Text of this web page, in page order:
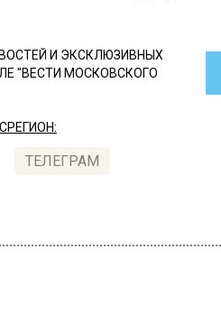
И ЭКСКЛЮЗИВНЫХ
"ВЕСТИ МОСКОВСКОГО
ТЕЛЕГРАМ